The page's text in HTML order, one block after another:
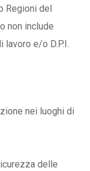
Regioni del
non include
lavoro e/o D.P.I.
nei luoghi di
delle